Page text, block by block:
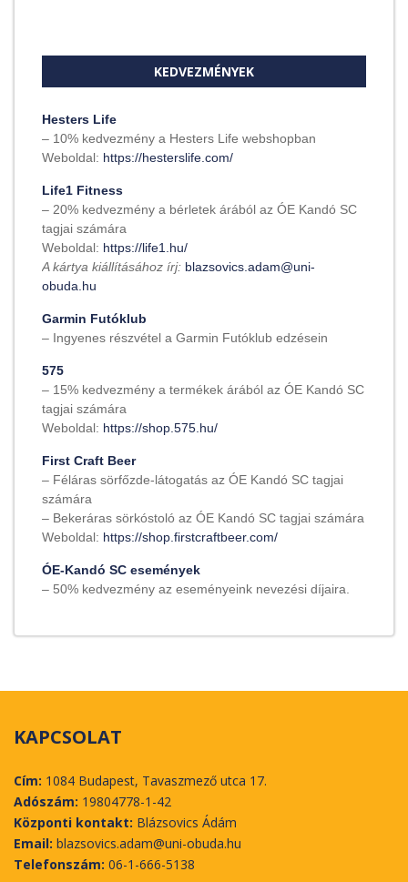
KEDVEZMÉNYEK
Hesters Life
– 10% kedvezmény a Hesters Life webshopban
Weboldal: https://hesterslife.com/
Life1 Fitness
– 20% kedvezmény a bérletek árából az ÓE Kandó SC
tagjai számára
Weboldal: https://life1.hu/
A kártya kiállításához írj: blazsovics.adam@uni-
obuda.hu
Garmin Futóklub
– Ingyenes részvétel a Garmin Futóklub edzésein
575
– 15% kedvezmény a termékek árából az ÓE Kandó SC
tagjai számára
Weboldal: https://shop.575.hu/
First Craft Beer
– Féláras sörfőzde-látogatás az ÓE Kandó SC tagjai
számára
– Bekeráras sörkóstoló az ÓE Kandó SC tagjai számára
Weboldal: https://shop.firstcraftbeer.com/
ÓE-Kandó SC események
– 50% kedvezmény az eseményeink nevezési díjaira.
KAPCSOLAT
Cím: 1084 Budapest, Tavaszmező utca 17.
Adószám: 19804778-1-42
Központi kontakt: Blázsovics Ádám
Email: blazsovics.adam@uni-obuda.hu
Telefonszám: 06-1-666-5138